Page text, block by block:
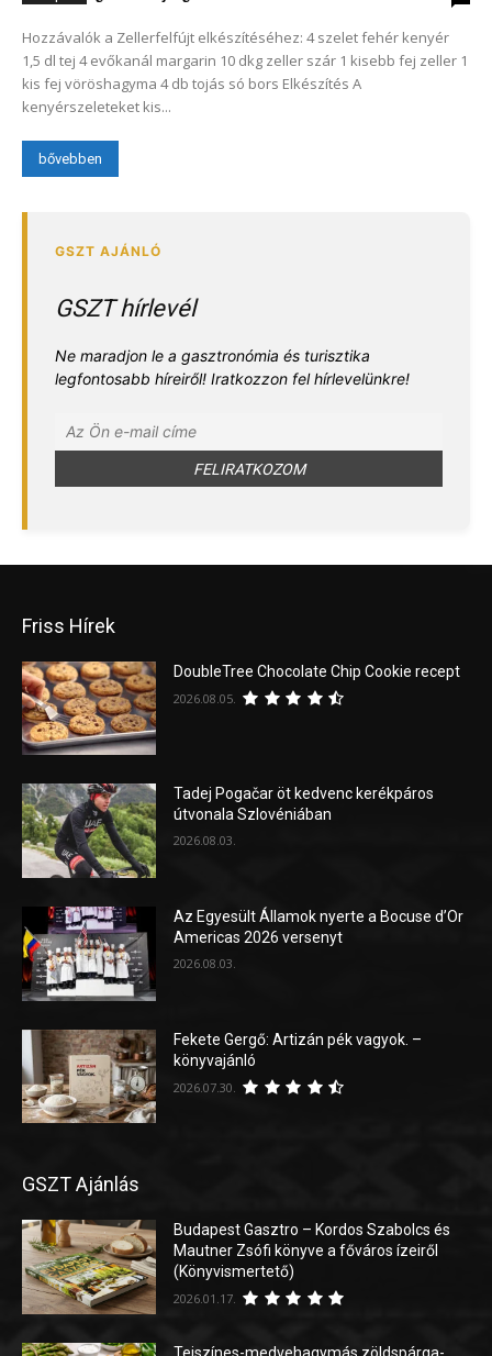
Hozzávalók a Zellerfelfújt elkészítéséhez: 4 szelet fehér kenyér
1,5 dl tej 4 evőkanál margarin 10 dkg zeller szár 1 kisebb fej zeller 1
kis fej vöröshagyma 4 db tojás só bors Elkészítés A
kenyérszeleteket kis...
bővebben
GSZT hírlevél
Ne maradjon le a gasztronómia és turisztika
legfontosabb híreiről! Iratkozzon fel hírlevelünkre!
Friss Hírek
DoubleTree Chocolate Chip Cookie recept
2026.08.05.
Tadej Pogačar öt kedvenc kerékpáros
útvonala Szlovéniában
2026.08.03.
Az Egyesült Államok nyerte a Bocuse d’Or
Americas 2026 versenyt
2026.08.03.
Fekete Gergő: Artizán pék vagyok. –
könyvajánló
2026.07.30.
GSZT Ajánlás
Budapest Gasztro – Kordos Szabolcs és
Mautner Zsófi könyve a főváros ízeiről
(Könyvismertető)
2026.01.17.